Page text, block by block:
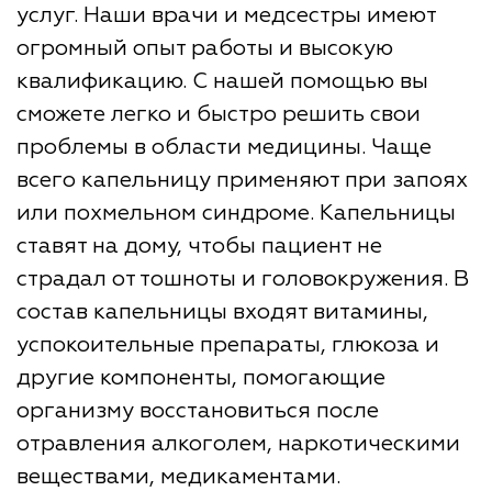
услуг. Наши врачи и медсестры имеют
огромный опыт работы и высокую
квалификацию. С нашей помощью вы
сможете легко и быстро решить свои
проблемы в области медицины. Чаще
всего капельницу применяют при запоях
или похмельном синдроме. Капельницы
ставят на дому, чтобы пациент не
страдал от тошноты и головокружения. В
состав капельницы входят витамины,
успокоительные препараты, глюкоза и
другие компоненты, помогающие
организму восстановиться после
отравления алкоголем, наркотическими
веществами, медикаментами.